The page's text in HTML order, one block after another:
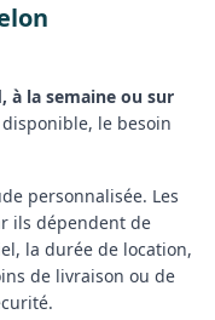
à la semaine ou sur
le besoin
personnalisée. Les
ils dépendent de
la durée de location,
de livraison ou de